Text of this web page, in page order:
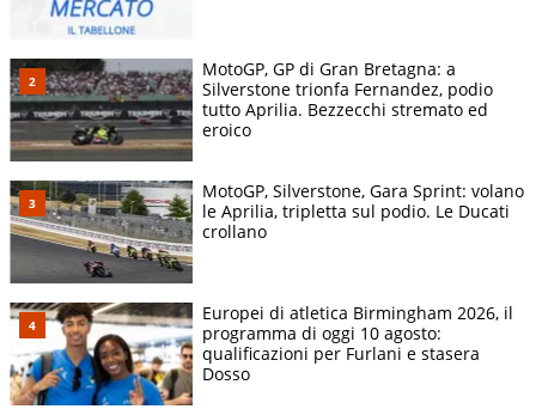
MotoGP, GP di Gran Bretagna: a
Silverstone trionfa Fernandez, podio
tutto Aprilia. Bezzecchi stremato ed
eroico
MotoGP, Silverstone, Gara Sprint: volano
le Aprilia, tripletta sul podio. Le Ducati
crollano
Europei di atletica Birmingham 2026, il
programma di oggi 10 agosto:
qualificazioni per Furlani e stasera
Dosso